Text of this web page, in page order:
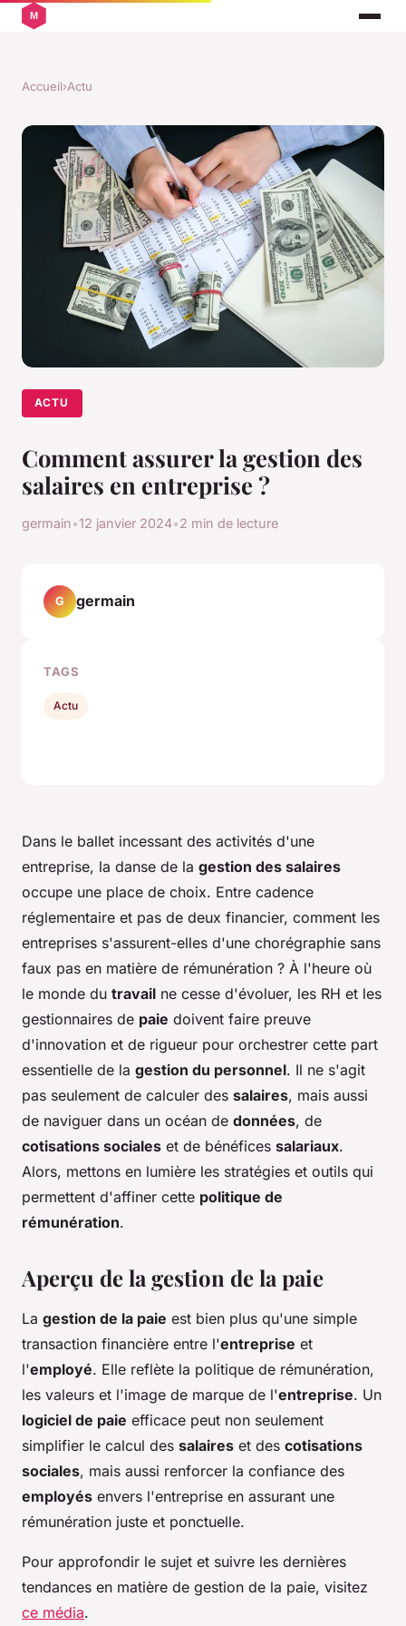
Accueil›Actu
ACTU
Comment assurer la gestion des
salaires en entreprise ?
germain•12 janvier 2024•2 min de lecture
Dans le ballet incessant des activités d'une
entreprise, la danse de la gestion des salaires
occupe une place de choix. Entre cadence
réglementaire et pas de deux financier, comment les
entreprises s'assurent-elles d'une chorégraphie sans
faux pas en matière de rémunération ? À l'heure où
le monde du travail ne cesse d'évoluer, les RH et les
gestionnaires de paie doivent faire preuve
d'innovation et de rigueur pour orchestrer cette part
essentielle de la gestion du personnel. Il ne s'agit
pas seulement de calculer des salaires, mais aussi
de naviguer dans un océan de données, de
cotisations sociales et de bénéfices salariaux.
Alors, mettons en lumière les stratégies et outils qui
permettent d'affiner cette politique de
rémunération.
Aperçu de la gestion de la paie
La gestion de la paie est bien plus qu'une simple
transaction financière entre l'entreprise et
l'employé. Elle reflète la politique de rémunération,
les valeurs et l'image de marque de l'entreprise. Un
logiciel de paie efficace peut non seulement
simplifier le calcul des salaires et des cotisations
sociales, mais aussi renforcer la confiance des
employés envers l'entreprise en assurant une
rémunération juste et ponctuelle.
Pour approfondir le sujet et suivre les dernières
tendances en matière de gestion de la paie, visitez
ce média.
G germain
TAGS
Actu